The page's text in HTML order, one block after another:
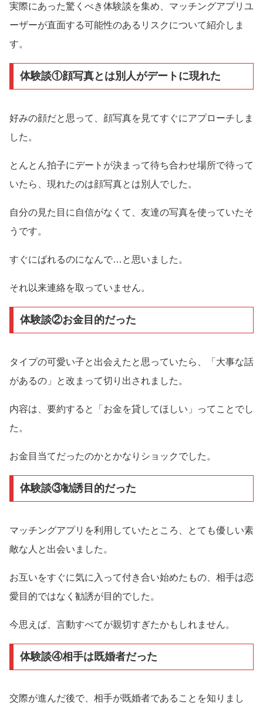
実際にあった驚くべき体験談を集め、マッチングアプリユ
ーザーが直面する可能性のあるリスクについて紹介しま
す。
体験談①顔写真とは別人がデートに現れた
好みの顔だと思って、顔写真を見てすぐにアプローチしま
した。
とんとん拍子にデートが決まって待ち合わせ場所で待って
いたら、現れたのは顔写真とは別人でした。
自分の見た目に自信がなくて、友達の写真を使っていたそ
うです。
すぐにばれるのになんで…と思いました。
それ以来連絡を取っていません。
体験談②お金目的だった
タイプの可愛い子と出会えたと思っていたら、「大事な話
があるの」と改まって切り出されました。
内容は、要約すると「お金を貸してほしい」ってことでし
た。
お金目当てだったのかとかなりショックでした。
体験談③勧誘目的だった
マッチングアプリを利用していたところ、とても優しい素
敵な人と出会いました。
お互いをすぐに気に入って付き合い始めたもの、相手は恋
愛目的ではなく勧誘が目的でした。
今思えば、言動すべてが親切すぎたかもしれません。
体験談④相手は既婚者だった
交際が進んだ後で、相手が既婚者であることを知りまし